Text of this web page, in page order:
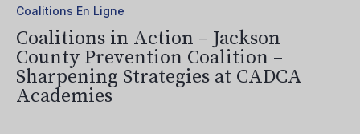
Coalitions En Ligne
Coalitions in Action – Jackson
County Prevention Coalition –
Sharpening Strategies at CADCA
Academies